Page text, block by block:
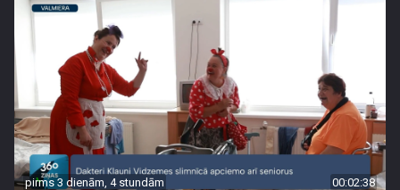
pirms 3 dienām, 4 stundām 00:02:38